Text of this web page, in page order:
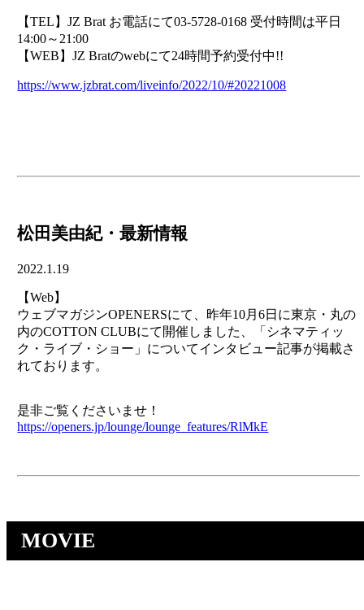
【TEL】JZ Brat お電話にて03-5728-0168 受付時間は平日
14:00～21:00
【WEB】JZ Bratのwebにて24時間予約受付中!!
https://www.jzbrat.com/liveinfo/2022/10/#20221008
松田美由紀・最新情報
2022.1.19
【Web】
ウェブマガジンOPENERSにて、昨年10月6日に東京・丸の
内のCOTTON CLUBにて開催しました、「シネマティッ
ク・ライブ・ショー」についてインタビュー記事が掲載さ
れております。
是非ご覧くださいませ！
https://openers.jp/lounge/lounge_features/RlMkE
MOVIE